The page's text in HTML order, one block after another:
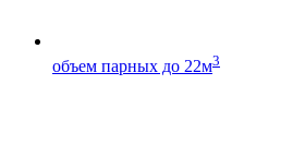
объем парных до 22м3